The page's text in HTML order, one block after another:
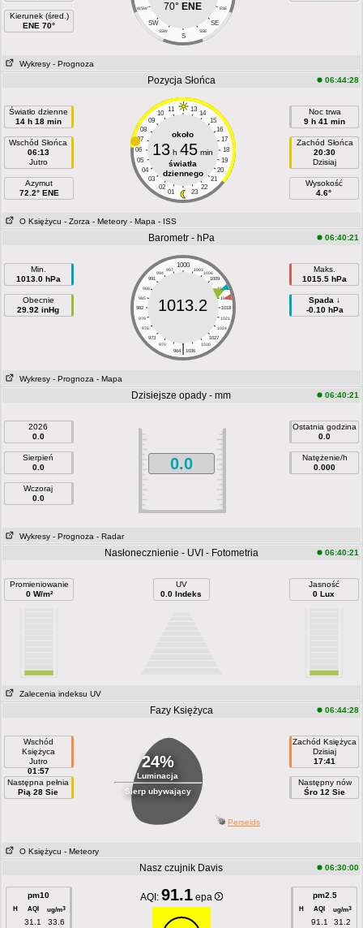
Kierunek (śred.)
ENE 70°
WSW ESE
SW SE
SSW SSE
S
70° ENE
Wykresy - Prognoza
Pozycja Słońca 06:44:28
Światło dzienne
14 h 18 min
Wschód Słońca
06:13
Jutro
Azymut
72.2° ENE
11 13
10
14
09
15
08
16
07
17
06
18
05
19
04
20
03
21
02
22
01 23
około
13 h45 min
światła
dziennego
Noc trwa
9 h 41 min
Zachód Słońca
20:30
Dzisiaj
Wysokość
4.6°
O Księżycu - Zorza - Meteory - Mapa - ISS
Barometr - hPa 06:40:21
Min.
1013.0 hPa
Obecnie
29.92 inHg
1000
997 1003
994
1006
991
1009
988
1012
985
1015
982
1018
979
1021
976
1024
973
1027
970
1030
|
964 1036
1013.2
Maks.
1015.5 hPa
Spada ↓
-0.10 hPa
Wykresy - Prognoza - Mapa
Dzisiejsze opady - mm 06:40:21
2026
0.0
Sierpień
0.0
Wczoraj
0.0
0.0
Ostatnia godzina
0.0
Natężenie/h
0.000
Wykresy - Prognoza - Radar
Nasłonecznienie - UVI - Fotometria 06:40:21
Promieniowanie
0 W/m²
UV
0.0 Indeks
Jasność
0 Lux
Zalecenia indeksu UV
Fazy Księżyca 06:44:28
Wschód
Księżyca
Jutro
01:57
Następna pełnia
Pią 28 Sie
24%
Luminacja
Sierp ubywający
Zachód Księżyca
Dzisiaj
17:41
Następny nów
Śro 12 Sie
Perseids
O Księżycu - Meteory
Nasz czujnik Davis 06:30:00
pm10
H AQI ug/m3
31.1 33.6
AQI: 91.1 epa pm2.5
H AQI ug/m3
91.1 31.2